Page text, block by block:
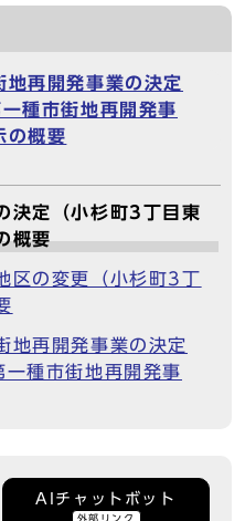
地再開発事業の決定
種市街地再開発事
の概要
決定（小杉町3丁目東
概要
区の変更（小杉町3丁
地再開発事業の決定
一種市街地再開発事
AIチャットボット
外部リンク